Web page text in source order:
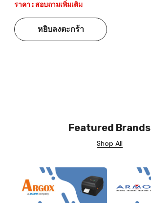
ราคา : สอบถามเพิ่มเติม
หยิบลงตะกร้า
Featured Brands
Shop All